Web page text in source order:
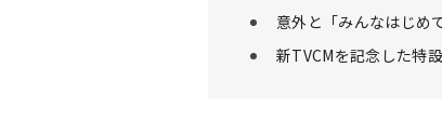
意外と「みんなはじめ
新TVCMを記念した特